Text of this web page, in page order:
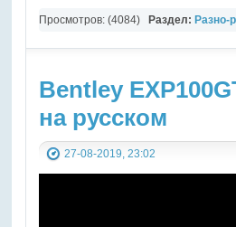
Просмотров: (4084) Раздел: Разно-
Bentley
на русском
27-08-2019, 23:02